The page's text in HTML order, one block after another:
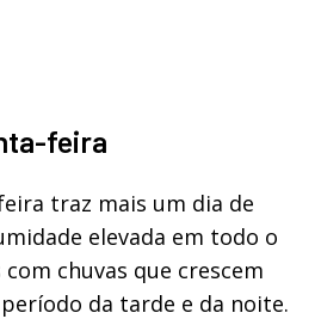
feira
traz mais um dia de
elevada em todo o
chuvas que crescem
da tarde e da noite.